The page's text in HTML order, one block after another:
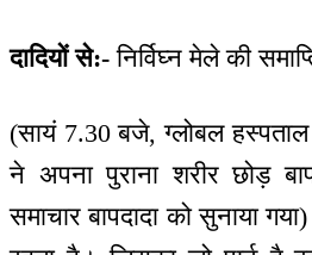
दादियों से:- निर्विघ्न मेले की
(सायं 7.30 बजे, ग्लोबल
ने अपना पुराना शरीर छोड़
समाचार बापदादा को सुनाया